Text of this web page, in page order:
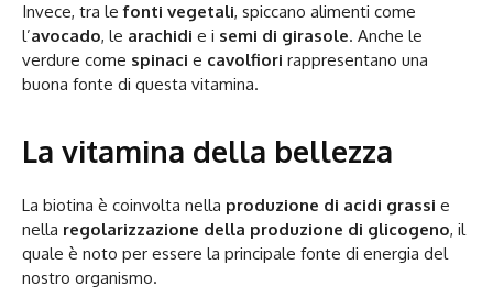
Invece, tra lefonti vegetali, spiccano alimenti come
l’avocado, le arachidi e i semi di girasole. Anche le
verdure come spinaci e cavolfiori rappresentano una
buona fonte di questa vitamina.
La vitamina della bellezza
La biotina è coinvolta nella produzione di acidi grassi e
nella regolarizzazione della produzione di glicogeno, il
quale è noto per essere la principale fonte di energia del
nostro organismo.